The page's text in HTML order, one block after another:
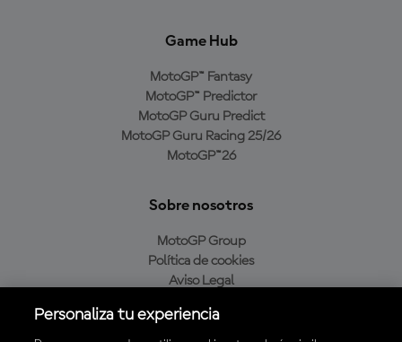
Game Hub
MotoGP™ Fantasy
MotoGP™ Predictor
MotoGP Guru Predict
MotoGP Guru Racing 25/26
MotoGP™26
Sobre nosotros
MotoGP Group
Política de cookies
Aviso Legal
Política de compra
Personaliza tu experiencia